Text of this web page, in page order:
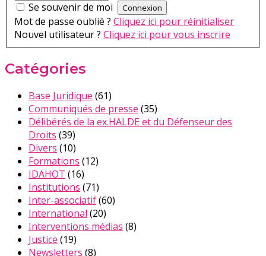
Se souvenir de moi
Mot de passe oublié ? Cliquez ici pour réinitialiser
Nouvel utilisateur ? Cliquez ici pour vous inscrire
Catégories
Base Juridique (61)
Communiqués de presse (35)
Délibérés de la ex.HALDE et du Défenseur des
Droits (39)
Divers (10)
Formations (12)
IDAHOT (16)
Institutions (71)
Inter-associatif(60)
International (20)
Interventions médias (8)
Justice (19)
Newsletters (8)